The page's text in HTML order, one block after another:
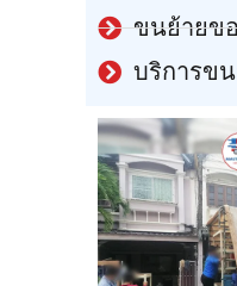
ขนย้ายข
บริการข